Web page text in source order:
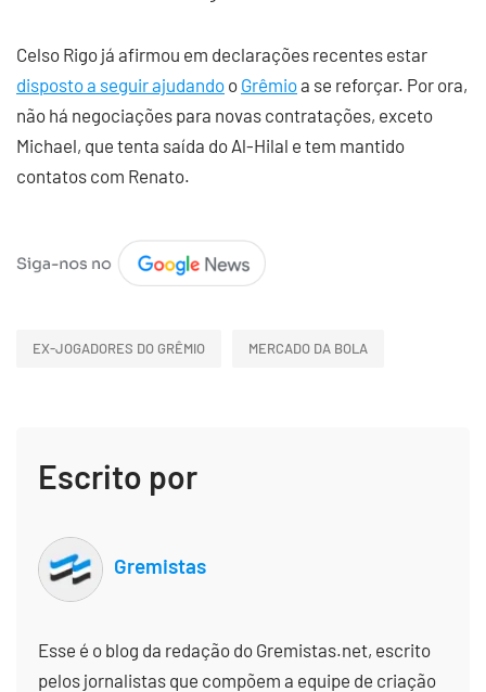
Celso Rigo já afirmou em declarações recentes estar
disposto a seguir ajudando o Grêmioa se reforçar. Por ora,
não há negociações para novas contratações, exceto
Michael, que tenta saída do Al-Hilal e tem mantido
contatos com Renato.
EX-JOGADORES DO GRÊMIO MERCADO DA BOLA
Escrito por
Gremistas
Esse é o blog da redação do Gremistas.net, escrito
pelos jornalistas que compõem a equipe de criação